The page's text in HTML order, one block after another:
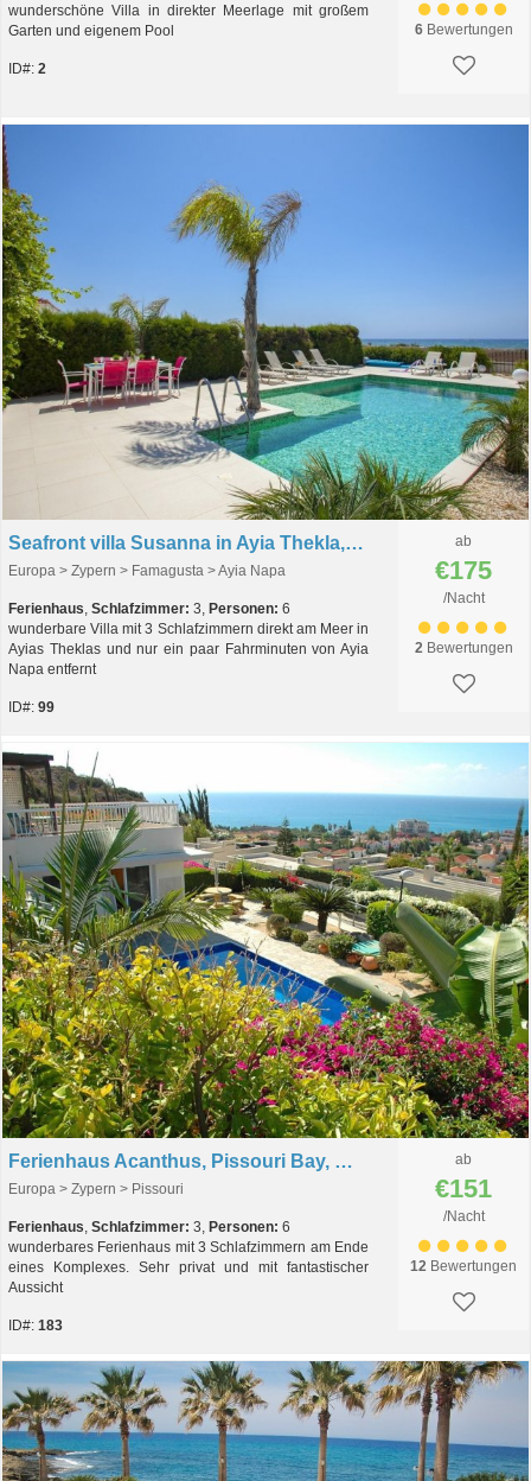
wunderschöne Villa in direkter Meerlage mit großem
Garten und eigenem Pool
ID#: 2
6Bewertungen
Seafront villa Susanna in Ayia Thekla, Zypern
Europa > Zypern > Famagusta > Ayia Napa
Ferienhaus, Schlafzimmer: 3, Personen: 6
wunderbare Villa mit 3 Schlafzimmern direkt am Meer in
Ayias Theklas und nur ein paar Fahrminuten von Ayia
Napa entfernt
ID#: 99
ab
€175
/Nacht
2Bewertungen
Ferienhaus Acanthus, Pissouri Bay, Zypern
Europa > Zypern > Pissouri
Ferienhaus, Schlafzimmer: 3, Personen: 6
wunderbares Ferienhaus mit 3 Schlafzimmern am Ende
eines Komplexes. Sehr privat und mit fantastischer
Aussicht
ID#: 183
ab
€151
/Nacht
12 Bewertungen